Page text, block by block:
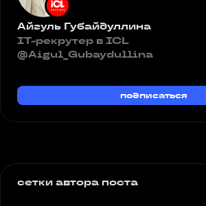
Айгуль Губайдуллина
IT-рекрутер в ICL
@Aigul_Gubaydullina
подписаться
сетки автора поста